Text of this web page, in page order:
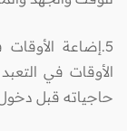
5.إضاعة
الأوقات في
حاجياته قبل